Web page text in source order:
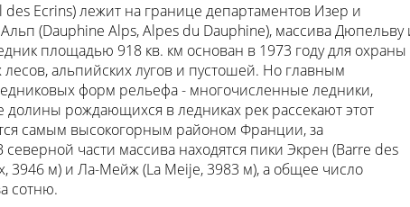
Ecrins) лежит на границе департаментов Изер и
(Dauphine Alps, Alpes du Dauphine), массива Дюпельву
площадью 918 кв. км основан в 1973 году для охраны
альпийских лугов и пустошей. Но главным
форм рельефа - многочисленные ледники,
долины рождающихся в ледниках рек рассекают этот
самым высокогорным районом Франции, за
части массива находятся пики Экрен (Barre des
3946 м) и Ла-Мейж (Lа Meije, 3983 м), а общее число
сотню.